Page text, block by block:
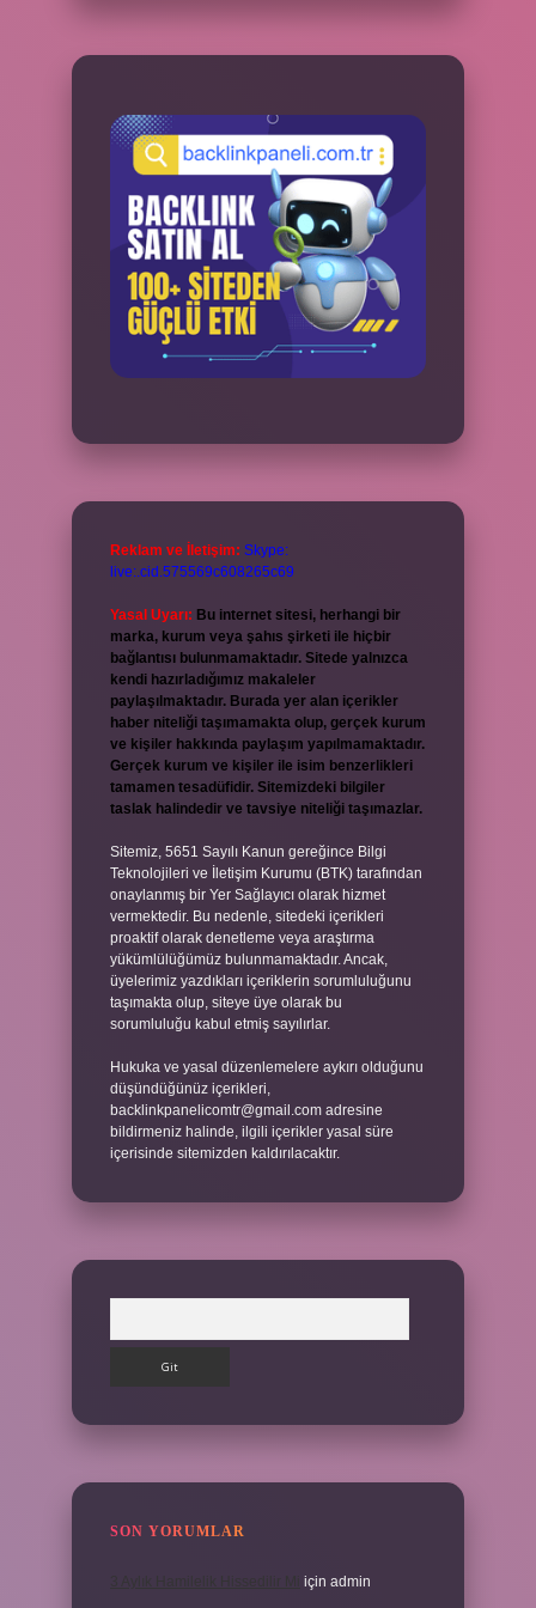
Reklam ve İletişim: Skype:
live:.cid.575569c608265c69
Yasal Uyarı: Bu internet sitesi, herhangi bir
marka, kurum veya şahıs şirketi ile hiçbir
bağlantısı bulunmamaktadır. Sitede yalnızca
kendi hazırladığımız makaleler
paylaşılmaktadır. Burada yer alan içerikler
haber niteliği taşımamakta olup, gerçek kurum
ve kişiler hakkında paylaşım yapılmamaktadır.
Gerçek kurum ve kişiler ile isim benzerlikleri
tamamen tesadüfidir. Sitemizdeki bilgiler
taslak halindedir ve tavsiye niteliği taşımazlar.
Sitemiz, 5651 Sayılı Kanun gereğince Bilgi
Teknolojileri ve İletişim Kurumu (BTK) tarafından
onaylanmış bir Yer Sağlayıcı olarak hizmet
vermektedir. Bu nedenle, sitedeki içerikleri
proaktif olarak denetleme veya araştırma
yükümlülüğümüz bulunmamaktadır. Ancak,
üyelerimiz yazdıkları içeriklerin sorumluluğunu
taşımakta olup, siteye üye olarak bu
sorumluluğu kabul etmiş sayılırlar.
Hukuka ve yasal düzenlemelere aykırı olduğunu
düşündüğünüz içerikleri,
backlinkpanelicomtr@gmail.com adresine
bildirmeniz halinde, ilgili içerikler yasal süre
içerisinde sitemizden kaldırılacaktır.
SON YORUMLAR
için admin